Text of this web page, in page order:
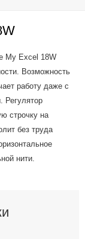
My Excel 18W
Возможность
работу даже с
Регулятор
строчку на
без труда
нити.